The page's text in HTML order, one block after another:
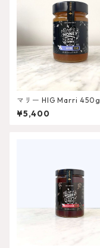
マリー HIG Marri 450g
¥5,400